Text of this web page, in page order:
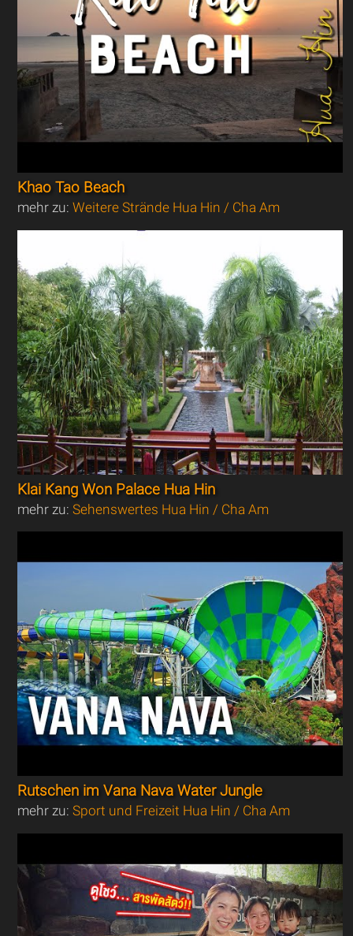
Khao Tao Beach
mehr zu:Weitere Strände Hua Hin / Cha Am
Klai Kang Won Palace Hua Hin
mehr zu:Sehenswertes Hua Hin / Cha Am
Rutschen im Vana Nava Water Jungle
mehr zu:Sport und Freizeit Hua Hin / Cha Am